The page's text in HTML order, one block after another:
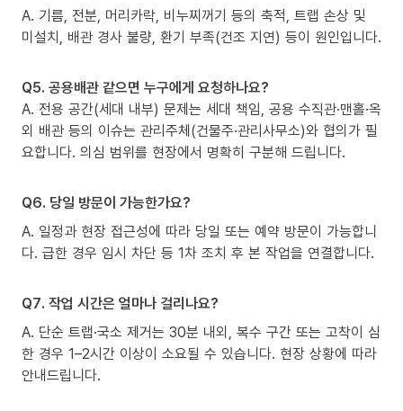
A. 기름, 전분, 머리카락, 비누찌꺼기 등의 축적, 트랩 손상 및
미설치, 배관 경사 불량, 환기 부족(건조 지연) 등이 원인입니다.
Q5. 공용배관 같으면 누구에게 요청하나요?
A. 전용 공간(세대 내부) 문제는 세대 책임, 공용 수직관·맨홀·옥
외 배관 등의 이슈는 관리주체(건물주·관리사무소)와 협의가 필
요합니다. 의심 범위를 현장에서 명확히 구분해 드립니다.
Q6. 당일 방문이 가능한가요?
A. 일정과 현장 접근성에 따라 당일 또는 예약 방문이 가능합니
다. 급한 경우 임시 차단 등 1차 조치 후 본 작업을 연결합니다.
Q7. 작업 시간은 얼마나 걸리나요?
A. 단순 트랩·국소 제거는 30분 내외, 복수 구간 또는 고착이 심
한 경우 1–2시간 이상이 소요될 수 있습니다. 현장 상황에 따라
안내드립니다.